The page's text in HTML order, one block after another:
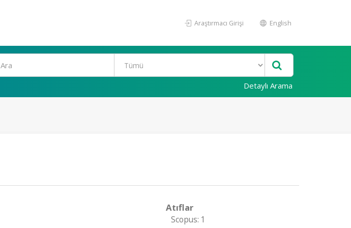
Araştırmacı Girişi English
Detaylı Arama
Atıflar
Scopus: 1